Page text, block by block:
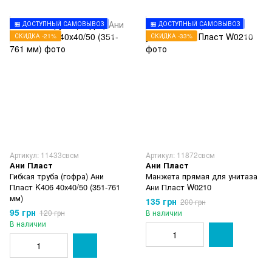
🏪 ДОСТУПНЫЙ САМОВЫВОЗ
СКИДКА -21%
Артикул: 11433свсм
Ани Пласт
Гибкая труба (гофра) Ани
Пласт K406 40х40/50 (351-761
мм)
95 грн 120 грн
В наличии
🏪 ДОСТУПНЫЙ САМОВЫВОЗ
СКИДКА -33%
Артикул: 11872свсм
Ани Пласт
Манжета прямая для унитаза
Ани Пласт W0210
135 грн 200 грн
В наличии